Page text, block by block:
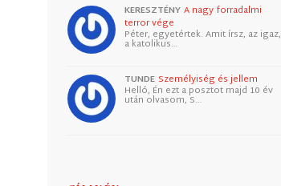
KERESZTÉNY A nagy forradalmi
terror vége
Péter, egyetértek. Amit írsz, az igaz,
a katolikus…
TUNDE Személyiség és jellem
Helló, Én ezt a posztot majd 10 év
után olvasom, S…